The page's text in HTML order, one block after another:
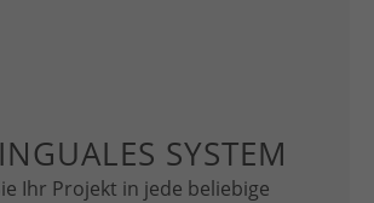
SYSTEM
Ihr Projekt in jede beliebige